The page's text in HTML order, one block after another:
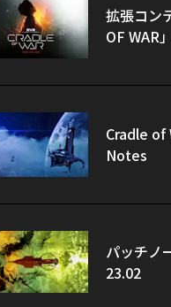
拡張コン
OF WAR
Cradle of
Notes
パッチノ
23.02